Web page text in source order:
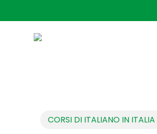
CORSI DI ITALIANO IN ITALIA